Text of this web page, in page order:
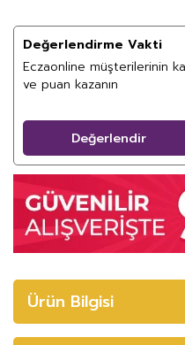
Değerlendirme Vakti
Eczaonline müşterilerinin
ve puan kazanın
Değerlendir
Ürün Bilgisi